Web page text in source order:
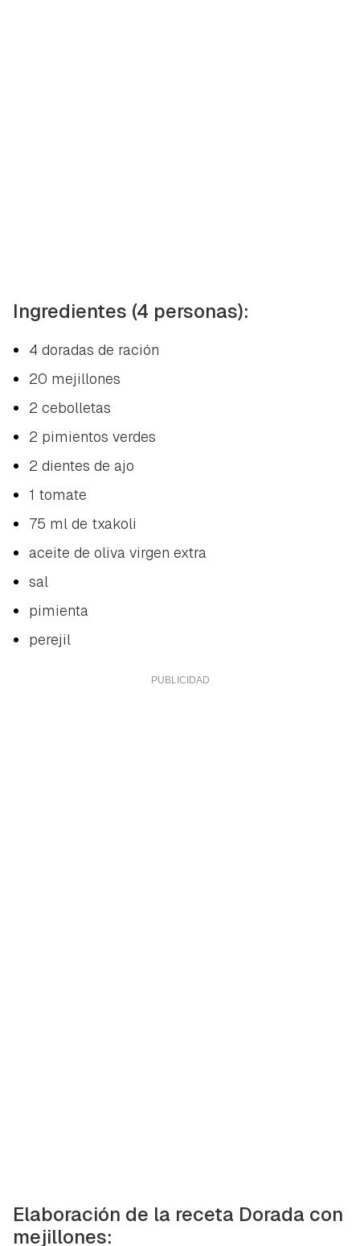
Ingredientes (4 personas):
4 doradas de ración
20 mejillones
2 cebolletas
2 pimientos verdes
2 dientes de ajo
1 tomate
75 ml de txakoli
aceite de oliva virgen extra
sal
pimienta
perejil
Elaboración de la receta Dorada con
mejillones: